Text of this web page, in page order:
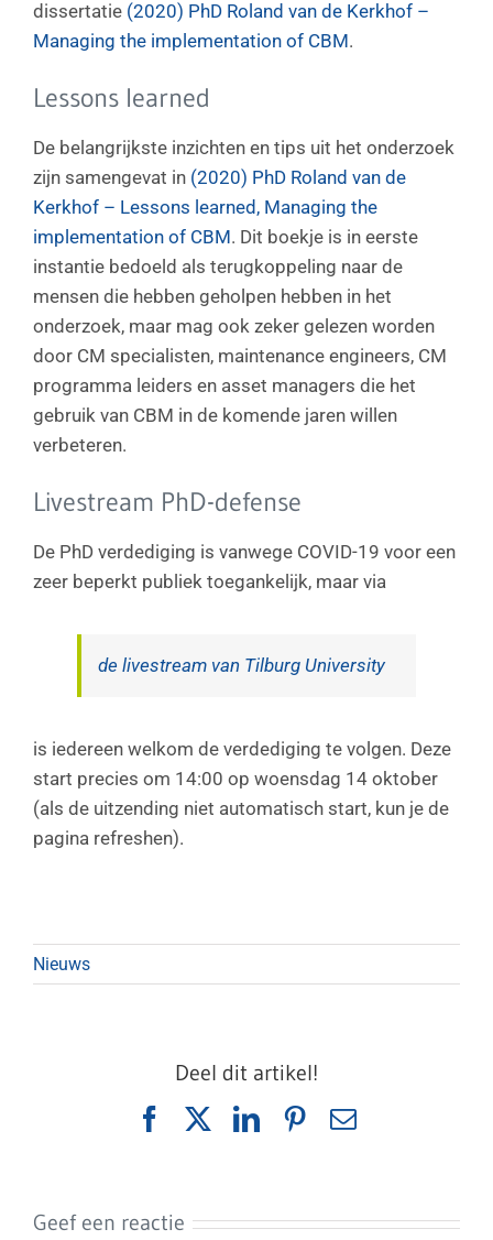
dissertatie (2020) PhD Roland van de Kerkhof –
Managing the implementation of CBM.
Lessons learned
De belangrijkste inzichten en tips uit het onderzoek
zijn samengevat in (2020) PhD Roland van de
Kerkhof – Lessons learned, Managing the
implementation of CBM. Dit boekje is in eerste
instantie bedoeld als terugkoppeling naar de
mensen die hebben geholpen hebben in het
onderzoek, maar mag ook zeker gelezen worden
door CM specialisten, maintenance engineers, CM
programma leiders en asset managers die het
gebruik van CBM in de komende jaren willen
verbeteren.
Livestream PhD-defense
De PhD verdediging is vanwege COVID-19 voor een
zeer beperkt publiek toegankelijk, maar via
de livestream van Tilburg University
is iedereen welkom de verdediging te volgen. Deze
start precies om 14:00 op woensdag 14 oktober
(als de uitzending niet automatisch start, kun je de
pagina refreshen).
Nieuws
Deel dit artikel!
FacebookLinkedIn
Pinterest
E-
Geef een reactie